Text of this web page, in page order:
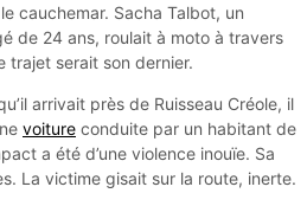
cauchemar. Sacha Talbot, un
de 24 ans, roulait à moto à travers
trajet serait son dernier.
arrivait près de Ruisseau Créole, il
voiture conduite par un habitant de
a été d’une violence inouïe. Sa
La victime gisait sur la route, inerte.